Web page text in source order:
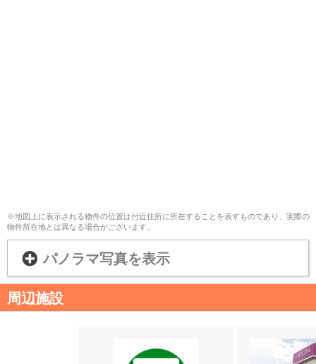
※地図上に表示される物件の位置は付近住所に所在することを表すものであり、実際の
物件所在地とは異なる場合がございます。
パノラマ写真を表示
周辺施設